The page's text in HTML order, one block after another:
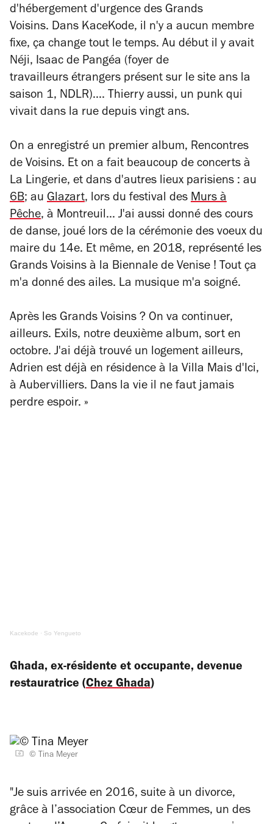
d'hébergement d'urgence des Grands
Voisins. Dans KaceKode, il n'y a aucun membre
fixe, ça change tout le temps. Au début il y avait
Néji, Isaac de Pangéa (foyer de
travailleurs étrangers présent sur le site ans la
saison 1, NDLR).... Thierry aussi, un punk qui
vivait dans la rue depuis vingt ans.
On a enregistré un premier album, Rencontres
de Voisins. Et on a fait beaucoup de concerts à
La Lingerie, et dans d'autres lieux parisiens : au
6B; au Glazart, lors du festival des Murs à
Pêche, à Montreuil... J'ai aussi donné des cours
de danse, joué lors de la cérémonie des voeux du
maire du 14e. Et même, en 2018, représenté les
Grands Voisins à la Biennale de Venise ! Tout ça
m'a donné des ailes. La musique m'a soigné.
Après les Grands Voisins ? On va continuer,
ailleurs. Exils, notre deuxième album, sort en
octobre. J'ai déjà trouvé un logement ailleurs,
Adrien est déjà en résidence à la Villa Mais d'Ici,
à Aubervilliers. Dans la vie il ne faut jamais
perdre espoir. »
Kacekode · So Yengueto
Ghada, ex-résidente et occupante, devenue
restauratrice (Chez Ghada)
© Tina Meyer
"Je suis arrivée en 2016, suite à un divorce,
grâce à l’association Cœur de Femmes, un des